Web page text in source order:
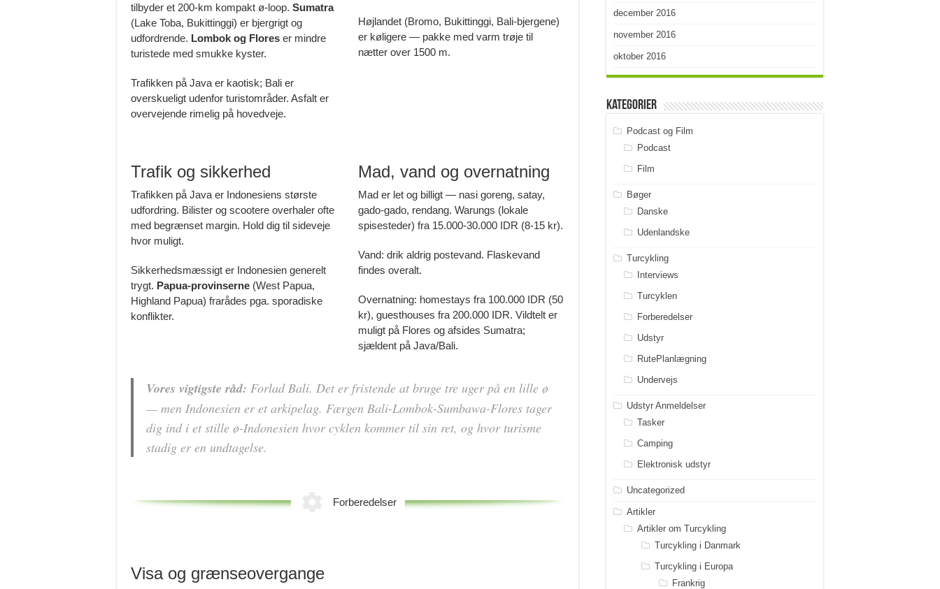
tilbyder et 200-km kompakt ø-loop. Sumatra
(Lake Toba, Bukittinggi) er bjergrigt og
udfordrende. Lombok og Flores er mindre
turistede med smukke kyster.
Trafikken på Java er kaotisk; Bali er
overskueligt udenfor turistområder. Asfalt er
overvejende rimelig på hovedveje.
Højlandet (Bromo, Bukittinggi, Bali-bjergene)
er køligere — pakke med varm trøje til
nætter over 1500 m.
Trafik og sikkerhed
Trafikken på Java er Indonesiens største
udfordring. Bilister og scootere overhaler ofte
med begrænset margin. Hold dig til sideveje
hvor muligt.
Sikkerhedsmæssigt er Indonesien generelt
trygt. Papua-provinserne (West Papua,
Highland Papua) frarådes pga. sporadiske
konflikter.
Mad, vand og overnatning
Mad er let og billigt — nasi goreng, satay,
gado-gado, rendang. Warungs (lokale
spisesteder) fra 15.000-30.000 IDR (8-15 kr).
Vand: drik aldrig postevand. Flaskevand
findes overalt.
Overnatning: homestays fra 100.000 IDR (50
kr), guesthouses fra 200.000 IDR. Vildtelt er
muligt på Flores og afsides Sumatra;
sjældent på Java/Bali.
Vores vigtigste råd: Forlad Bali. Det er fristende at bruge tre uger på en lille ø
— men Indonesien er et arkipelag. Færgen Bali-Lombok-Sumbawa-Flores tager
dig ind i et stille ø-Indonesien hvor cyklen kommer til sin ret, og hvor turisme
stadig er en undtagelse.
Forberedelser
Visa og grænseovergange
december 2016
november 2016
oktober 2016
Kategorier
Podcast og Film
Podcast
Film
Bøger
Danske
Udenlandske
Turcykling
Interviews
Turcyklen
Forberedelser
Udstyr
RutePlanlægning
Undervejs
Udstyr Anmeldelser
Tasker
Camping
Elektronisk udstyr
Uncategorized
Artikler
Artikler om Turcykling
Turcykling i Danmark
Turcykling i Europa
Frankrig